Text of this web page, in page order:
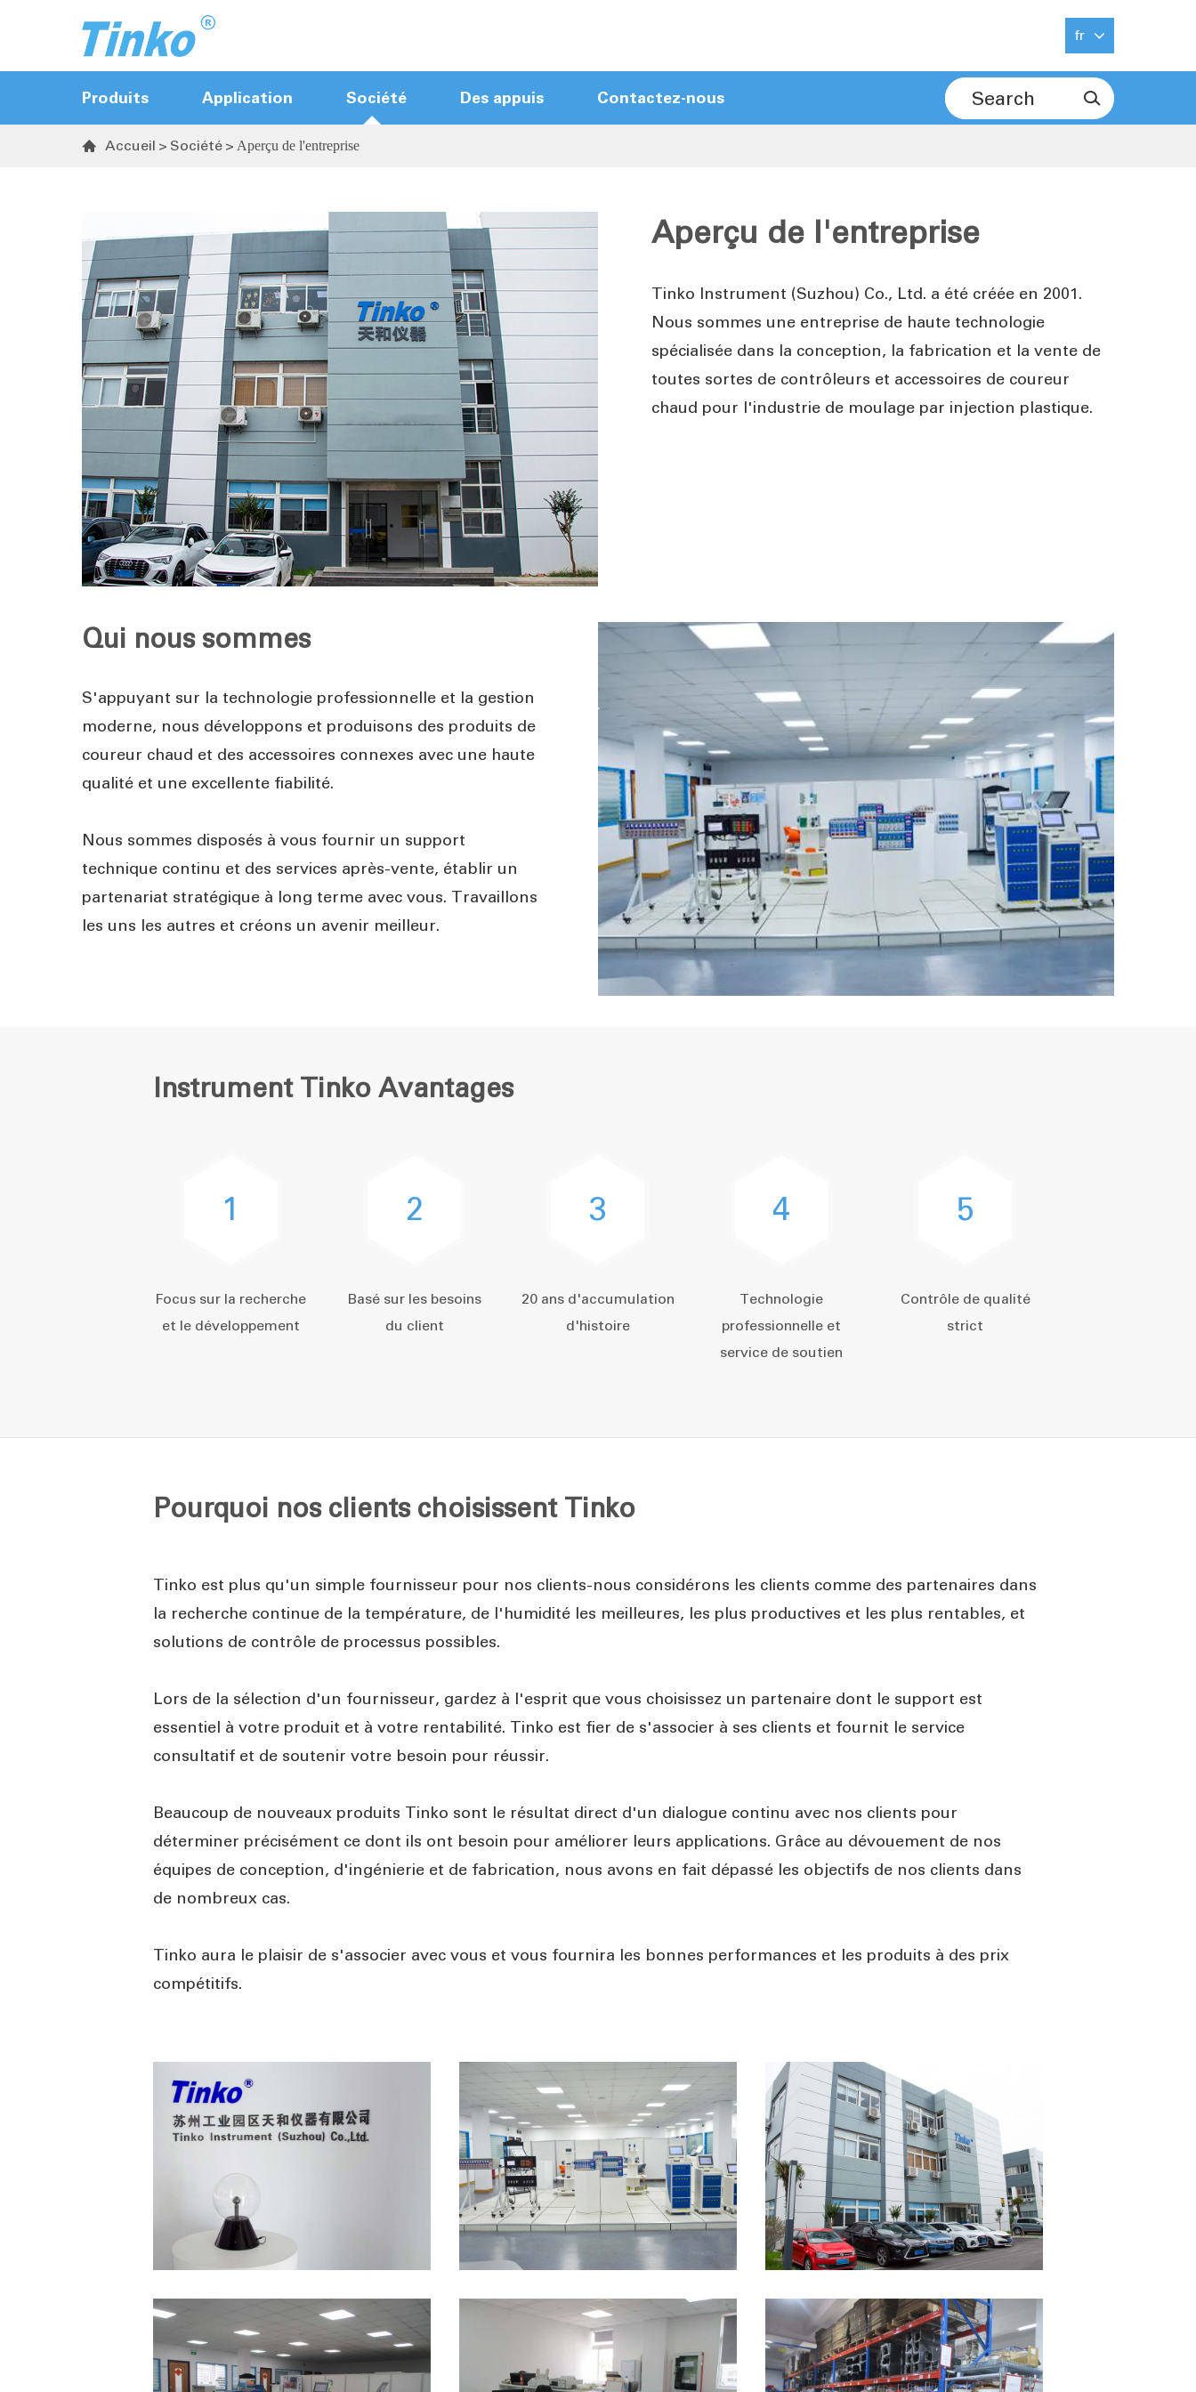
fr
Produits
Contrôleur de coureur chaud
Contrôleur de température
Transmetteur de température et
d'humidité
Contrôleur de coureur chaud d'écran
Contrôleur de coureur chaud compact
Nouveau contrôleur d'arrivée
Câbles Hot Runner
Accessoires Hot Runner
Application Société Des appuis Contactez-nous 
 Accueil Société Aperçu de l'entreprise
Aperçu de l'entreprise
Tinko Instrument (Suzhou) Co., Ltd. a été créée en 2001.
Nous sommes une entreprise de haute technologie
spécialisée dans la conception, la fabrication et la vente de
toutes sortes de contrôleurs et accessoires de coureur
chaud pour l'industrie de moulage par injection plastique.
Qui nous sommes
S'appuyant sur la technologie professionnelle et la gestion
moderne, nous développons et produisons des produits de
coureur chaud et des accessoires connexes avec une haute
qualité et une excellente fiabilité.
Nous sommes disposés à vous fournir un support
technique continu et des services après-vente, établir un
partenariat stratégique à long terme avec vous. Travaillons
les uns les autres et créons un avenir meilleur.
Instrument Tinko Avantages
1
Focus sur la recherche
et le développement
2
Basé sur les besoins
du client
3
20 ans d'accumulation
d'histoire
4
Technologie
professionnelle et
service de soutien
5
Contrôle de qualité
strict
Pourquoi nos clients choisissent Tinko
Tinko est plus qu'un simple fournisseur pour nos clients-nous considérons les clients comme des partenaires dans
la recherche continue de la température, de l'humidité les meilleures, les plus productives et les plus rentables, et
solutions de contrôle de processus possibles.
Lors de la sélection d'un fournisseur, gardez à l'esprit que vous choisissez un partenaire dont le support est
essentiel à votre produit et à votre rentabilité. Tinko est fier de s'associer à ses clients et fournit le service
consultatif et de soutenir votre besoin pour réussir.
Beaucoup de nouveaux produits Tinko sont le résultat direct d'un dialogue continu avec nos clients pour
déterminer précisément ce dont ils ont besoin pour améliorer leurs applications. Grâce au dévouement de nos
équipes de conception, d'ingénierie et de fabrication, nous avons en fait dépassé les objectifs de nos clients dans
de nombreux cas.
Tinko aura le plaisir de s'associer avec vous et vous fournira les bonnes performances et les produits à des prix
compétitifs.